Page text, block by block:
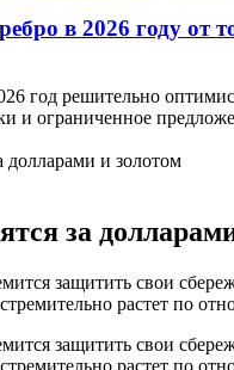
в 2026 году от
год решительно
и ограниченное
за
защитить свои
растет по
защитить свои